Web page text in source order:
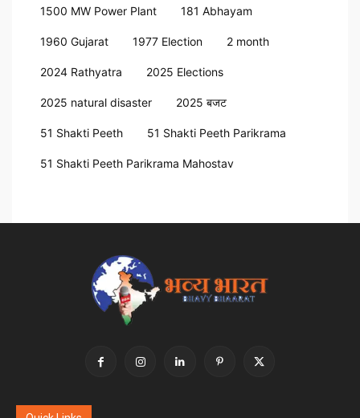
1500 MW Power Plant 181 Abhayam
1960 Gujarat 1977 Election 2 month
2024 Rathyatra 2025 Elections
2025 natural disaster 2025 बजट
51 Shakti Peeth 51 Shakti Peeth Parikrama
51 Shakti Peeth Parikrama Mahostav